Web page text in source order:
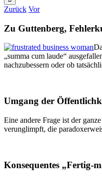
Zurück Vor
Zu Guttenberg,
„summa cum laude“
nachzubessern oder ob
Umgang der
Eine andere Frage ist der
verunglimpft, die
Konsequentes „Fertig-